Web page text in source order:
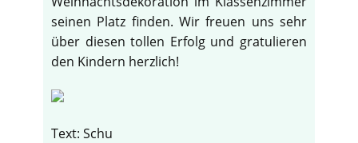
seinen Platz finden. Wir freuen uns sehr
über diesen tollen Erfolg und gratulieren
den Kindern herzlich!
Text: Schu